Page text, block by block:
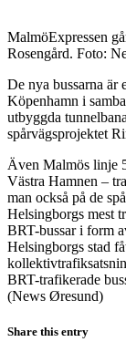
MalmöExpressen
Rosengård. Foto:
De nya bussarna är
Köpenhamn i
utbyggda
spårvägsprojektet
Även Malmös linje
Västra Hamnen –
man också på de
Helsingborgs mest
BRT-bussar i form
Helsingborgs stad
BRT-trafikerade
(News Øresund)
Share this entry